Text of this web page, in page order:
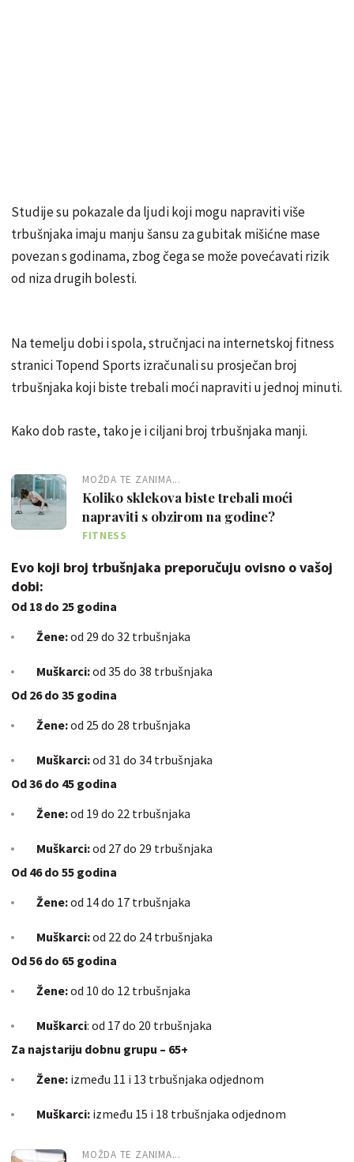
Studije su pokazale da ljudi koji mogu napraviti više
trbušnjaka imaju manju šansu za gubitak mišićne mase
povezan s godinama, zbog čega se može povećavati rizik
od niza drugih bolesti.
Na temelju dobi i spola, stručnjaci na internetskoj fitness
stranici Topend Sports izračunali su prosječan broj
trbušnjaka koji biste trebali moći napraviti u jednoj minuti.
Kako dob raste, tako je i ciljani broj trbušnjaka manji.
MOŽDA TE ZANIMA...
Koliko sklekova biste trebali moći
napraviti s obzirom na godine?
FITNESS
Evo koji broj trbušnjaka preporučuju ovisno o vašoj
dobi:
Od 18 do 25 godina
Žene:od 29 do 32 trbušnjaka
Muškarci:od 35 do 38 trbušnjaka
Od 26 do 35 godina
Žene:od 25 do 28 trbušnjaka
Muškarci:od 31 do 34 trbušnjaka
Od 36 do 45 godina
Žene:od 19 do 22 trbušnjaka
Muškarci:od 27 do 29 trbušnjaka
Od 46 do 55 godina
Žene:od 14 do 17 trbušnjaka
Muškarci:od 22 do 24 trbušnjaka
Od 56 do 65 godina
Žene:od 10 do 12 trbušnjaka
Muškarci: od 17 do 20 trbušnjaka
Za najstariju dobnu grupu – 65+
Žene: između 11 i 13 trbušnjaka odjednom
Muškarci: između 15 i 18 trbušnjaka odjednom
MOŽDA TE ZANIMA...